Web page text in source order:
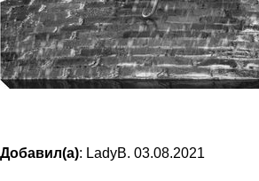
Добавил(а): LadyB. 03.08.2021